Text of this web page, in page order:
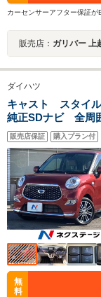
カーセンサーアフター保証
販売店： ガリバー 上
ダイハツ
キャスト スタイ
純正SDナビ 全周
レコ スマートキ
ミ オートハイビ
ン Bluetooth
販売店保証 購入プラン付
無
料